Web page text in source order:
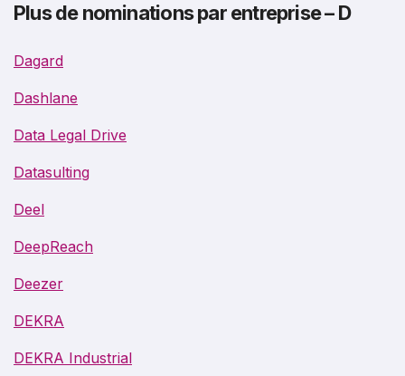
Plus de nominations par entreprise – D
Dagard
Dashlane
Data Legal Drive
Datasulting
Deel
DeepReach
Deezer
DEKRA
DEKRA Industrial